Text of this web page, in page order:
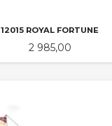
12015 ROYAL FORTUNE
Pris
2 985,00